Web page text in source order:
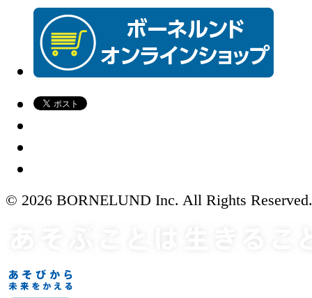
© 2026 BORNELUND Inc. All Rights Reserved.